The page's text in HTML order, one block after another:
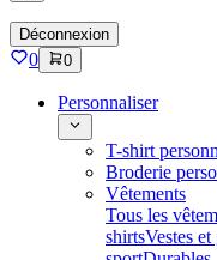
Déconnexion
0 0
Personnaliser
T-shirt
Broderie
Vêtements
Tous les
shirtsVestes et